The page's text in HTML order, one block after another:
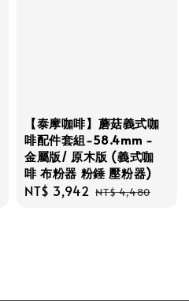
【泰摩咖啡】蘑菇義式咖
啡配件套組-58.4mm -
金屬版/ 原木版 (義式咖
啡 布粉器 粉錘 壓粉器)
Sale
NT$ 3,942 Regular
NT$ 4,480